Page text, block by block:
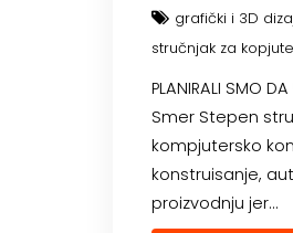
grafički i 3D
stručnjak za
PLANIRALI SMO
Smer Stepen
kompjutersko
konstruisanje,
proizvodnju jer…